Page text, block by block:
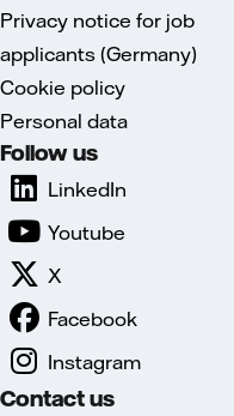
Privacy notice for job
applicants (Germany)
Cookie policy
Personal data
Follow us
LinkedIn
Youtube
X
Facebook
Instagram
Contact us